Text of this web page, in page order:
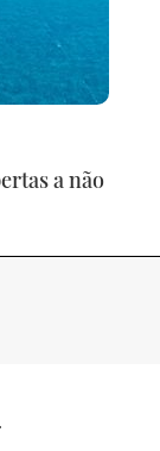
a não